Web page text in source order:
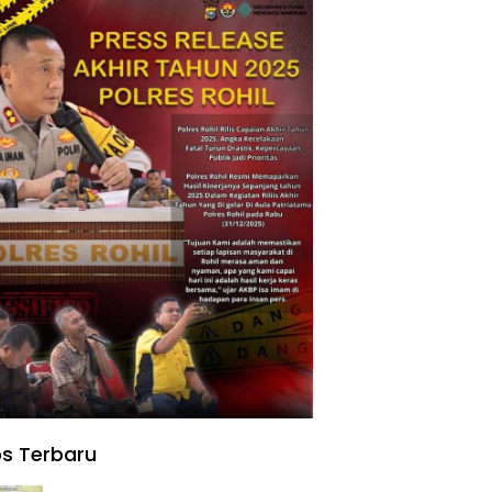
Terbaru